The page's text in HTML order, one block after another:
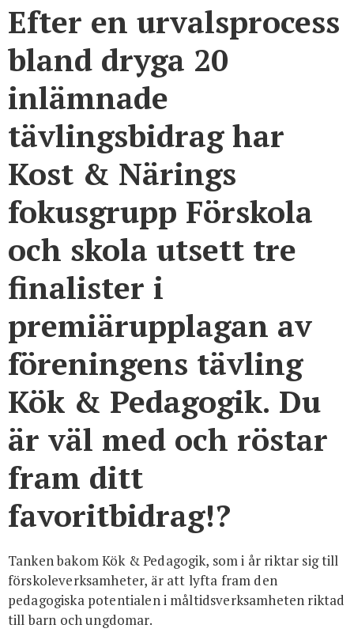
Efter en urvalsprocess
bland dryga 20
inlämnade
tävlingsbidrag har
Kost & Närings
fokusgrupp Förskola
och skola utsett tre
finalister i
premiärupplagan av
föreningens tävling
Kök & Pedagogik. Du
är väl med och röstar
fram ditt
favoritbidrag!?
Tanken bakom Kök & Pedagogik, som i år riktar sig till
förskoleverksamheter, är att lyfta fram den
pedagogiska potentialen i måltidsverksamheten riktad
till barn och ungdomar.